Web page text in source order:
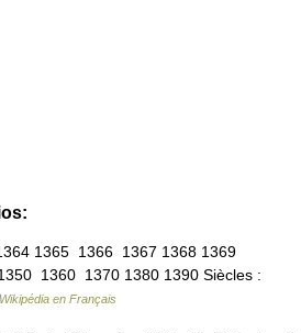
1365 1366 1367 1368 1369
1360 1370 1380 1390 Siècles :
Wikipédia en Français